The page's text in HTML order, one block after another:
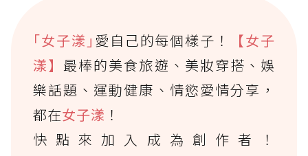
｢女子漾｣ 愛自己的每個樣子！
【女子
漾】最棒的美食旅遊、美妝穿搭、娛
樂話題、運動健康、情慾愛情分享，
都在女子漾 ！
快點來加入成為創作者！